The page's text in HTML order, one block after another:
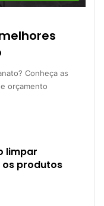
Conheça as
orçamento
limpar
produtos